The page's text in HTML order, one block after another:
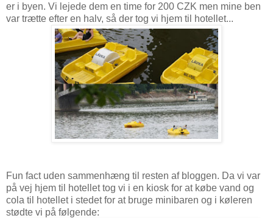
er i byen. Vi lejede dem en time for 200 CZK men mine ben
var trætte efter en halv, så der tog vi hjem til hotellet...
Fun fact uden sammenhæng til resten af bloggen. Da vi var
på vej hjem til hotellet tog vi i en kiosk for at købe vand og
cola til hotellet i stedet for at bruge minibaren og i køleren
stødte vi på følgende: